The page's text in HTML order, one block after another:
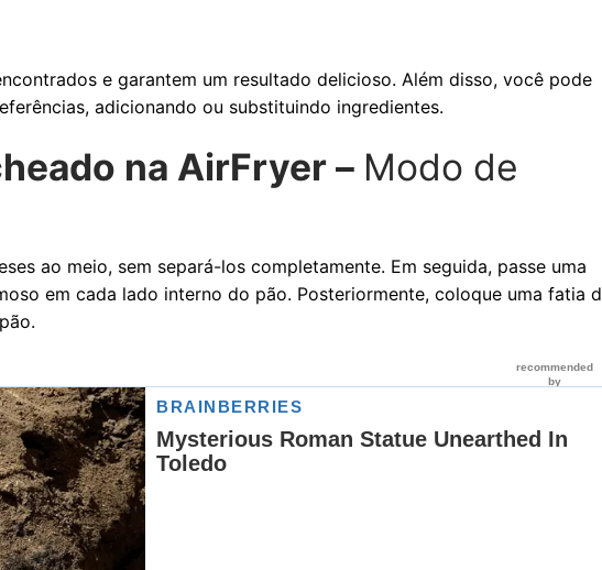
e garantem um resultado delicioso. Além disso, você pode
adicionando ou substituindo ingredientes.
na AirFryer – Modo de
ao meio, sem separá-los completamente. Em seguida, passe uma
em cada lado interno do pão. Posteriormente, coloque uma fatia